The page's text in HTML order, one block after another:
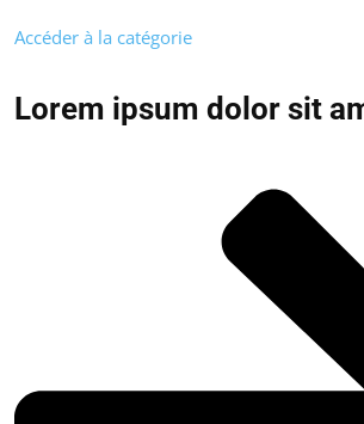
Accéder à la catégorie
Lorem ipsum dolor sit